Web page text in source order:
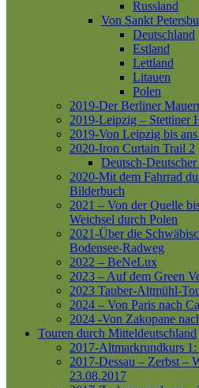
Russland
Von Sankt
Deutschland
Estland
Lettland
Litauen
Polen
2019-Der Berliner
2019-Leipzig – Stettiner
2019-Von Leipzig bis
2020-Iron Curtain Trail 2
Deutsch-
2020-Mit dem Fahrrad
Bilderbuch
2021 – Von der Quelle
Weichsel durch Polen
2021-Über die
Bodensee-Radweg
2022 – BeNeLux
2023 – Auf dem Green
2023 Tauber-Altmühl-
2024 – Von Paris nach
2024 -Von Zakopane
Touren durch Mitteldeutschland
2017-Altmarkrundkurs
2017-Dessau – Zerbst –
23.08.2017